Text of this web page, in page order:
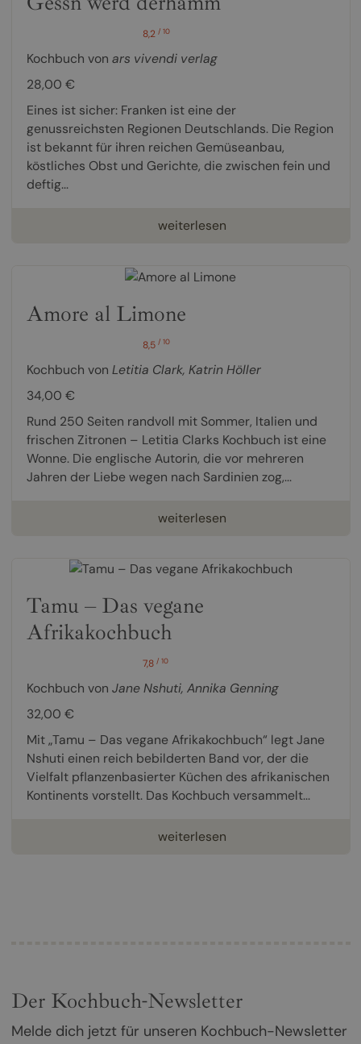
8,2/ 10
Kochbuch von ars vivendi verlag
28,00 €
Eines ist sicher: Franken ist eine der
genussreichsten Regionen Deutschlands. Die Region
ist bekannt für ihren reichen Gemüseanbau,
köstliches Obst und Gerichte, die zwischen fein und
deftig...
weiterlesen
Amore al Limone
8,5/ 10
Kochbuch von Letitia Clark, Katrin Höller
34,00 €
Rund 250 Seiten randvoll mit Sommer, Italien und
frischen Zitronen – Letitia Clarks Kochbuch ist eine
Wonne. Die englische Autorin, die vor mehreren
Jahren der Liebe wegen nach Sardinien zog,...
weiterlesen
Tamu – Das vegane
Afrikakochbuch
7,8/ 10
Kochbuch von Jane Nshuti, Annika Genning
32,00 €
Mit „Tamu – Das vegane Afrikakochbuch“ legt Jane
Nshuti einen reich bebilderten Band vor, der die
Vielfalt pflanzenbasierter Küchen des afrikanischen
Kontinents vorstellt. Das Kochbuch versammelt...
weiterlesen
Der Kochbuch-Newsletter
Melde dich jetzt für unseren Kochbuch-Newsletter